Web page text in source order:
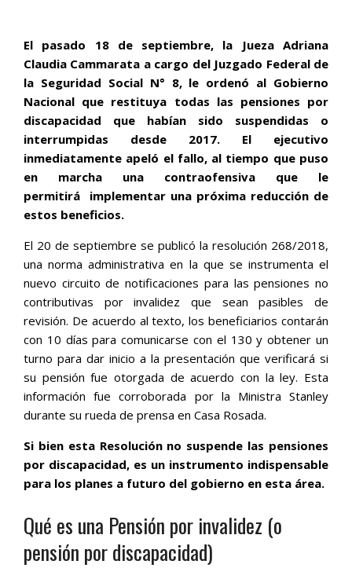
El pasado 18 de septiembre, la Jueza Adriana
Claudia Cammarata a cargo delJuzgado Federal de
la Seguridad Social N° 8,le ordenó al Gobierno
Nacional que restituya todas las pensiones por
discapacidad que habían sido suspendidas o
interrumpidas desde 2017. El ejecutivo
inmediatamente apeló el fallo, al tiempo que puso
en marcha una contraofensiva que le
permitirá
implementar una próxima reducción de
estos beneficios.
El 20 de septiembre se publicó la resolución 268/2018,
una norma administrativa en la que se instrumenta el
nuevo circuito de notificaciones para las pensiones no
contributivas por invalidez que sean pasibles de
revisión. De acuerdo al texto, los beneficiarios contarán
con 10 días para comunicarse con el 130 y obtener un
turno para dar inicio a la presentación que verificará si
su pensión fue otorgada de acuerdo con la ley. Esta
información fue corroborada por la Ministra Stanley
durante su rueda de prensa en Casa Rosada.
Si bien esta Resolución no suspende las pensiones
por discapacidad, es un instrumento indispensable
para los planes a futuro del gobierno en esta área.
Qué es una Pensión por invalidez (o
pensión por discapacidad)